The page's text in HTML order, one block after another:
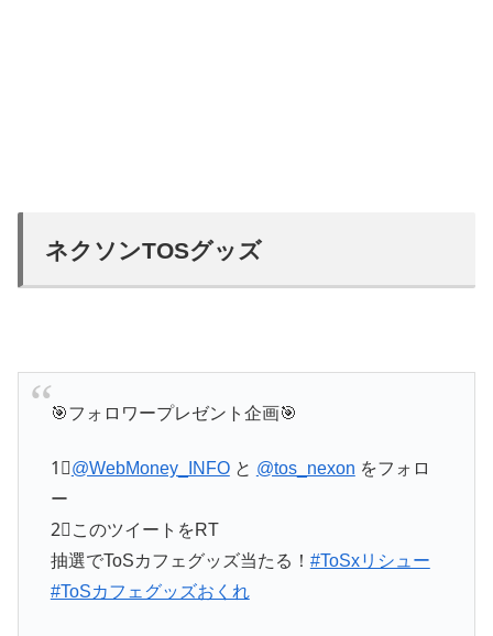
ネクソンTOSグッズ
🎯フォロワープレゼント企画🎯
1⃣@WebMoney_INFOと @tos_nexon をフォロ
ー
2⃣このツイートをRT
抽選でToSカフェグッズ当たる！ #ToSxリシュー
#ToSカフェグッズおくれ